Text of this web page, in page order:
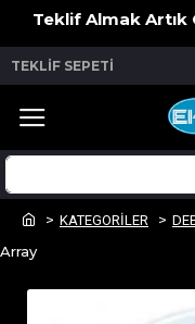
Teklif Almak Artık
TEKLİF SEPETİ
KATEGORİLER
Array